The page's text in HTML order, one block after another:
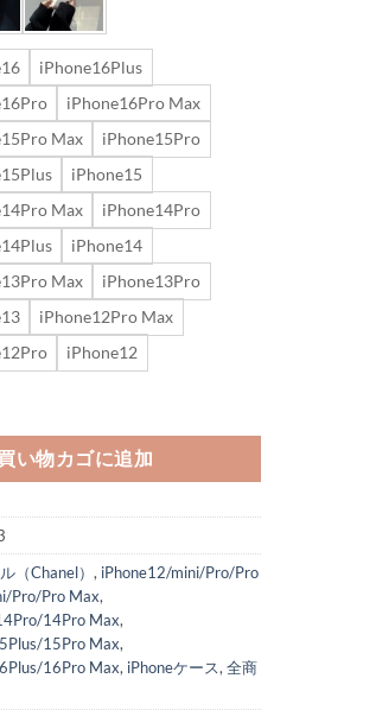
iPhone16Plus
iPhone16Pro Max
Max
iPhone15Pro
iPhone15
Max
iPhone14Pro
iPhone14
Max
iPhone13Pro
iPhone12Pro Max
iPhone12
い物カゴに追加
（Chanel） , iPhone12/mini/Pro/Pro
Pro/Pro Max,
14Pro Max,
15Pro Max,
16Pro Max, iPhoneケース, 全商